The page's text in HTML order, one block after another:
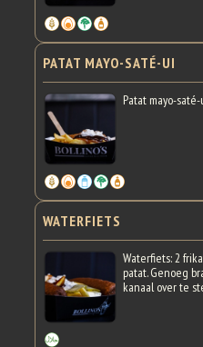
PATAT MAYO-SATÉ-UI
Patat mayo-
WATERFIETS
Waterfiets: 2
patat. Genoeg
kanaal over te